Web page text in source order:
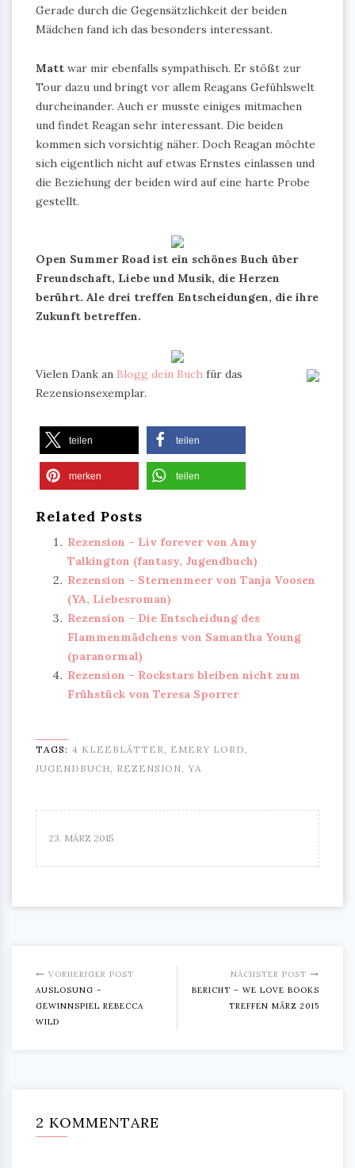
Gerade durch die Gegensätzlichkeit der beiden
Mädchen fand ich das besonders interessant.
Matt war mir ebenfalls sympathisch. Er stößt zur
Tour dazu und bringt vor allem Reagans Gefühlswelt
durcheinander. Auch er musste einiges mitmachen
und findet Reagan sehr interessant. Die beiden
kommen sich vorsichtig näher. Doch Reagan möchte
sich eigentlich nicht auf etwas Ernstes einlassen und
die Beziehung der beiden wird auf eine harte Probe
gestellt.
Open Summer Road ist ein schönes Buch über
Freundschaft, Liebe und Musik, die Herzen
berührt. Ale drei treffen Entscheidungen, die ihre
Zukunft betreffen.
Vielen Dank an Blogg dein Buch für das
Rezensionsexemplar.
teilen teilen
merken teilen
Related Posts
Rezension – Liv forever von Amy
Talkington (fantasy, Jugendbuch)
Rezension – Sternenmeer von Tanja Voosen
(YA, Liebesroman)
Rezension – Die Entscheidung des
Flammenmädchens von Samantha Young
(paranormal)
Rezension – Rockstars bleiben nicht zum
Frühstück von Teresa Sporrer
TAGS: 4 KLEEBLÄTTER, EMERY LORD,
JUGENDBUCH, REZENSION, YA
23. MÄRZ 2015
VORHERIGER POST
AUSLOSUNG –
GEWINNSPIEL REBECCA
WILD
NÄCHSTER POST
BERICHT – WE LOVE BOOKS
TREFFEN MÄRZ 2015
2 KOMMENTARE